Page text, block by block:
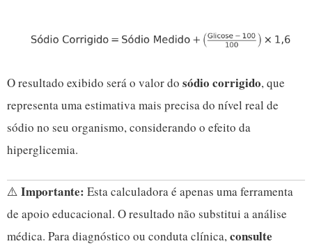
O resultado exibido será o valor do sódio corrigido, que
representa uma estimativa mais precisa do nível real de
sódio no seu organismo, considerando o efeito da
hiperglicemia.
⚠️ Importante: Esta calculadora é apenas uma ferramenta
de apoio educacional. O resultado não substitui a análise
médica. Para diagnóstico ou conduta clínica,consulte